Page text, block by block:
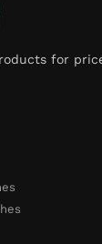
for